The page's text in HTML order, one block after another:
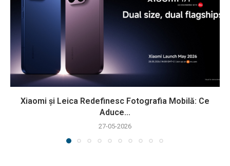
Xiaomi și Leica Redefinesc Fotografia Mobilă: Ce
Aduce...
27-05-2026